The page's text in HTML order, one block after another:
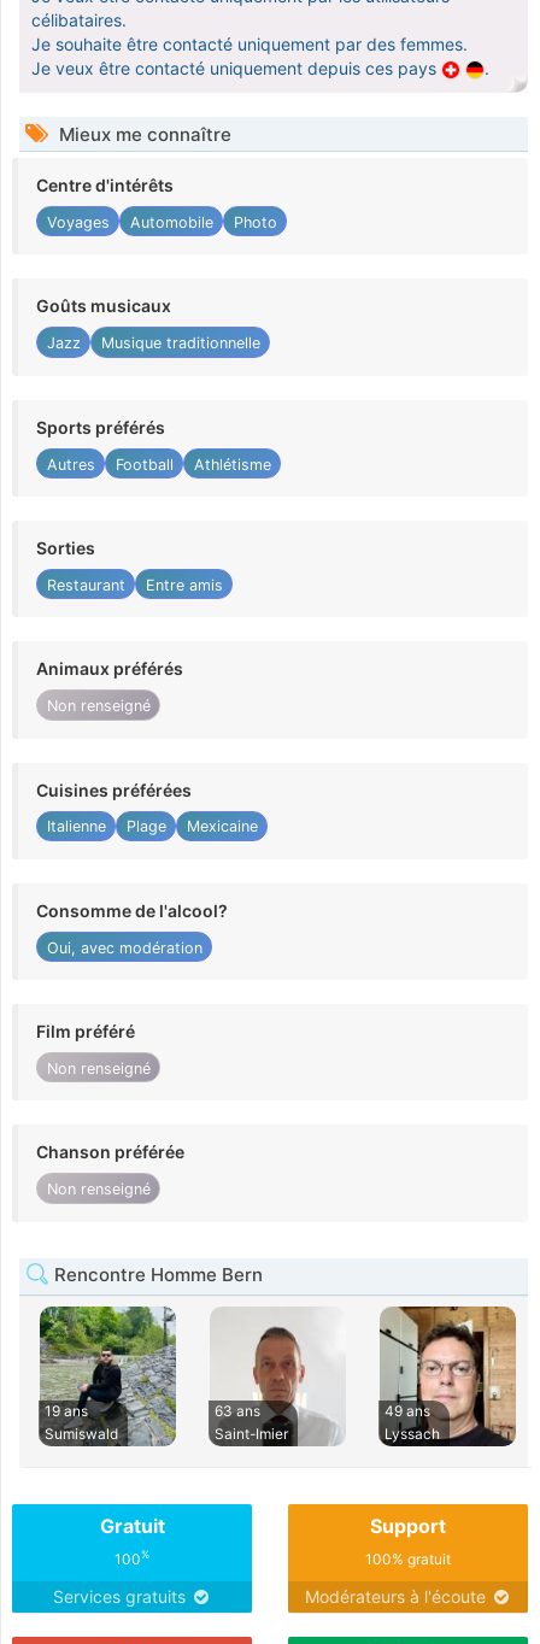
célibataires.
Je souhaite être contacté uniquement par des femmes.
Je veux être contacté uniquement depuis ces pays
.
Mieux me connaître
Centre d'intérêts
Voyages Automobile Photo
Goûts musicaux
Jazz Musique traditionnelle
Sports préférés
Autres Football Athlétisme
Sorties
Restaurant Entre amis
Animaux préférés
Non renseigné
Cuisines préférées
Italienne Plage Mexicaine
Consomme de l'alcool?
Oui, avec modération
Film préféré
Non renseigné
Chanson préférée
Non renseigné
Rencontre Homme Bern
19 ans
Sumiswald
63 ans
Saint-Imier
49 ans
Lyssach
Gratuit
100%
Services gratuits
Support
100% gratuit
Modérateurs à l'écoute